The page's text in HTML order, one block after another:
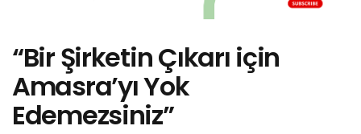
“Bir Şirketin Çıkarı için
Amasra’yı Yok
Edemezsiniz”